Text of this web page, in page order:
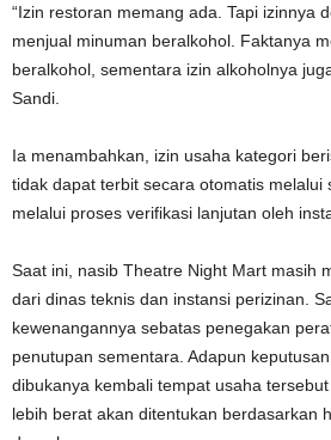
“Izin restoran memang ada. Tapi izinnya
menjual minuman beralkohol. Faktanya
beralkohol, sementara izin alkoholnya
Sandi.
Ia menambahkan, izin usaha kategori
tidak dapat terbit secara otomatis melalui
melalui proses verifikasi lanjutan oleh
Saat ini, nasib Theatre Night Mart masih
dari dinas teknis dan instansi perizinan.
kewenangannya sebatas penegakan
penutupan sementara. Adapun
dibukanya kembali tempat usaha
lebih berat akan ditentukan berdasarkan